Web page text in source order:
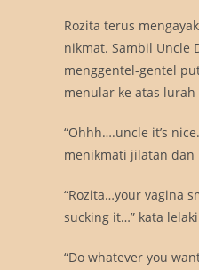
Rozita terus
nikmat. Sambil Uncle
menggentel-gentel
menular ke atas
“Ohhh….uncle it’s
menikmati jilatan dan
“Rozita…your vagina
sucking it…” kata
“Do whatever you